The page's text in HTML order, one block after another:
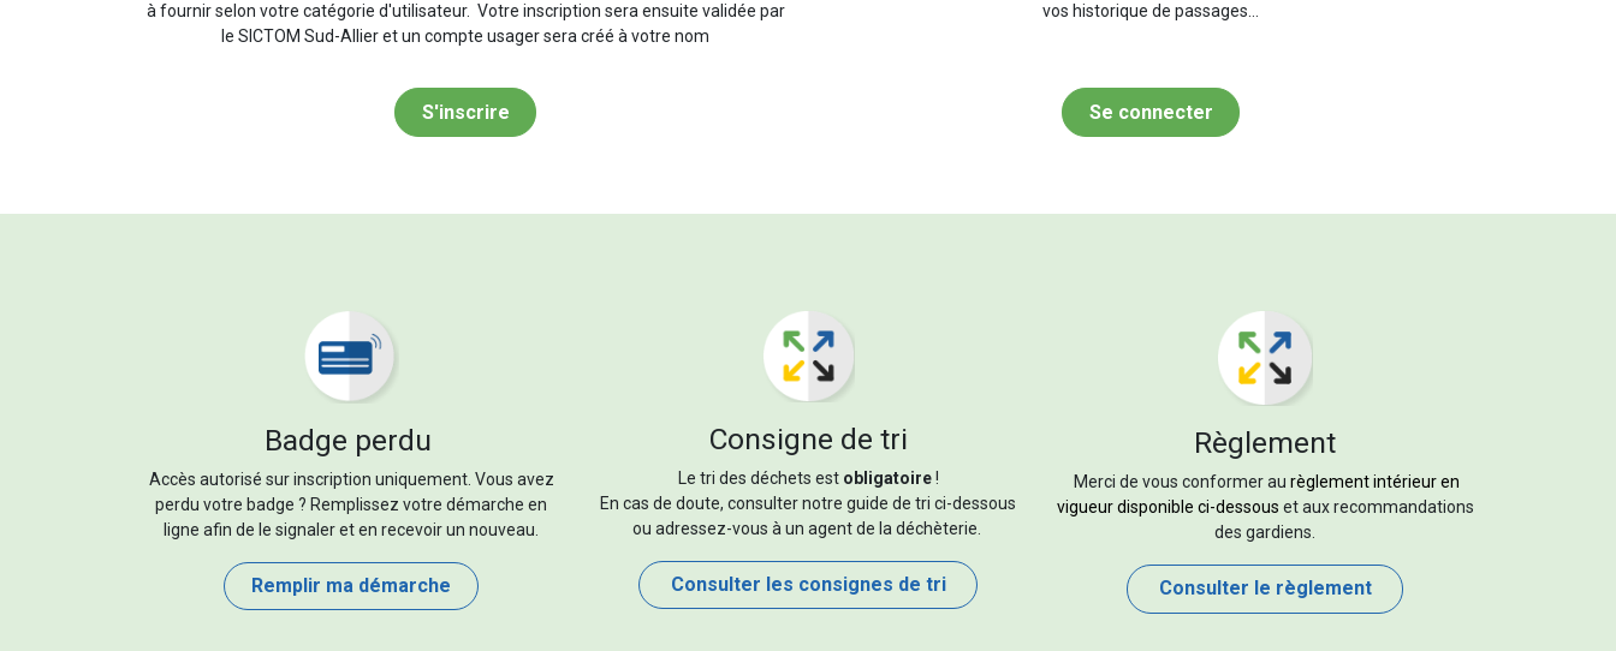
à fournir selon votre catégorie d'utilisateur. Votre inscription sera ensuite validée par
le SICTOM Sud-Allier et un compte usager sera créé à votre nom
S'inscrire
vos historique de passages...
Se connecter
Badge perdu
Accès autorisé sur inscription uniquement. Vous avez
perdu votre badge ? Remplissez votre démarche en
ligne afin de le signaler et en recevoir un nouveau.
Remplir ma démarche
Consigne de tri
Le tri des déchets est obligatoire!
En cas de doute, consulter notre guide de tri ci-dessous
ou adressez-vous à un agent de la déchèterie.
Consulter les consignes de tri
Règlement
Merci de vous conformer au règlement intérieur en
vigueur disponible ci-dessous et aux recommandations
des gardiens.
Consulter le règlement